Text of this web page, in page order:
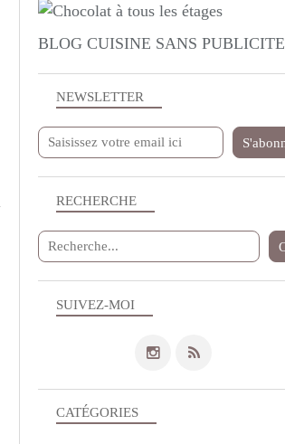
PETITS FOURS ET MIGNARDISES
GÂTEAUX - MOELLEUX
NEWSLETTER
SUIVEZ-MOI
RECHERCHE
BLOG CUISINE SANS PUBLICITE
CATÉGORIES